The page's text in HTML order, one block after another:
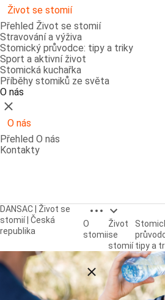
Život se stomií
Přehled Život se stomií
Stravování a výživa
Stomický průvodce: tipy a triky
Sport a aktivní život
Stomická kuchařka
Příběhy stomiků ze světa
O nás
Zavřít
O nás
Přehled O nás
Kontakty
DANSAC | Život se
stomií | Česká
republika
Open
Close breadcrumbs
O
stomii
Život
se
stomií tipy a